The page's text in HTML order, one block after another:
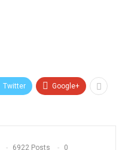
Twitter Google+
6922 Posts 0